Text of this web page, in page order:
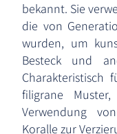
bekannt. Sie
die von
wurden, um
Besteck und
Charakteristisch
filigrane
Verwendung
Koralle zur